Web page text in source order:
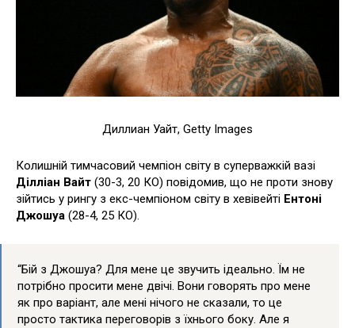
Диллиан Уайт, Getty Images
Колишній тимчасовий чемпіон світу в суперважкій вазі
Ділліан Вайт (30-3, 20 КО) повідомив, що не проти знову
зійтись у рингу з екс-чемпіоном світу в хевівейті Ентоні
Джошуа (28-4, 25 КО).
“Бій з Джошуа? Для мене це звучить ідеально. Їм не
потрібно просити мене двічі. Вони говорять про мене
як про варіант, але мені нічого не сказали, то це
просто тактика переговорів з їхнього боку. Але я